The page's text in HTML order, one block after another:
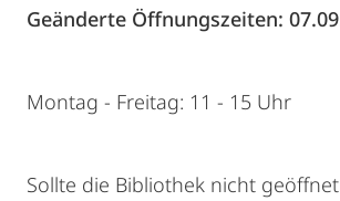
Geänderte Öffnungszeiten:
Montag - Freitag: 11 - 15 Uhr
Sollte die Bibliothek nicht